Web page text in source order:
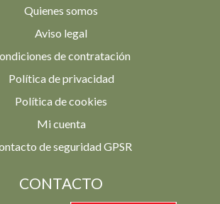
Quienes somos
Aviso legal
de contratación
Política de privacidad
Política de cookies
Mi cuenta
de seguridad GPSR
CONTACTO